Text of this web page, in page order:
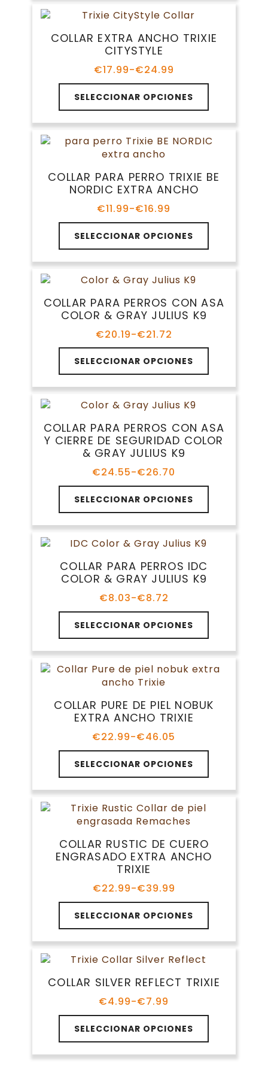
producto
hasta
€7.99
variantes.
opciones
pueden
elegir
la
página
producto
COLLAR EXTRA ANCHO TRIXIE
CITYSTYLE
€17.99-€24.99
Rango
de
precios:
desde
€17.99
hasta
€24.99
SELECCIONAR OPCIONES
Este
producto
tiene
múltiples
variantes.
se
pueden
en
página
de
producto
COLLAR PARA PERRO TRIXIE BE
NORDIC EXTRA ANCHO
€11.99-€16.99
Rango
de
precios:
desde
€11.99
hasta
€16.99
SELECCIONAR OPCIONES
Este
producto
tiene
múltiples
variantes.
opciones
se
pueden
elegir
la
página
producto
COLLAR PARA PERROS CON ASA
COLOR & GRAY JULIUS K9
€20.19-€21.72
Rango
de
precios:
desde
€20.19
hasta
€21.72
SELECCIONAR OPCIONES
Este
producto
tiene
múltiples
variantes.
opciones
se
pueden
en
página
de
producto
COLLAR PARA PERROS CON ASA
Y CIERRE DE SEGURIDAD COLOR
& GRAY JULIUS K9
€24.55-€26.70
Rango
de
precios:
desde
€24.55
hasta
€26.70
SELECCIONAR OPCIONES
Este
producto
tiene
múltiples
variantes.
opciones
se
elegir
la
página
de
producto
COLLAR PARA PERROS IDC
COLOR & GRAY JULIUS K9
€8.03-€8.72
Rango
de
precios:
desde
€8.03
hasta
€8.72
SELECCIONAR OPCIONES
Este
producto
tiene
múltiples
variantes.
se
pueden
en
página
de
producto
COLLAR PURE DE PIEL NOBUK
EXTRA ANCHO TRIXIE
€22.99-€46.05
Rango
de
precios:
desde
€22.99
hasta
€46.05
SELECCIONAR OPCIONES
Este
producto
tiene
múltiples
variantes.
se
pueden
la
página
de
producto
COLLAR RUSTIC DE CUERO
ENGRASADO EXTRA ANCHO
TRIXIE
€22.99-€39.99
Rango
de
precios:
desde
€22.99
hasta
€39.99
SELECCIONAR OPCIONES
Este
producto
tiene
múltiples
variantes.
opciones
pueden
elegir
en
la
COLLAR SILVER REFLECT TRIXIE
€4.99-€7.99
Rango
de
precios:
desde
€4.99
hasta
SELECCIONAR OPCIONES
Este
producto
tiene
múltiples